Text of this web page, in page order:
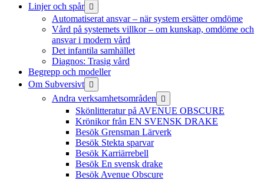
Linjer och spår öppna
meny
Automatiserat ansvar – när system ersätter omdöme
Vård på systemets villkor – om kunskap, omdöme och
ansvar i modern vård
Det infantila samhället
Diagnos: Trasig vård
Begrepp och modeller
Om Subversivt öppna
meny
Andra verksamhetsområden
öppna
meny
Skönlitteratur på AVENUE OBSCURE
Krönikor från EN SVENSK DRAKE
Besök Grensman Lärverk
Besök Stekta sparvar
Besök Karriärrebell
Besök En svensk drake
Besök Avenue Obscure